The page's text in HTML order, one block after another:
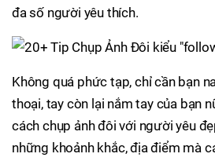
đa số người yêu thích.
Không quá phức tạp, chỉ cần bạn
thoại, tay còn lại nắm tay của bạn
cách chụp ảnh đôi với người yêu
những khoảnh khắc, địa điểm mà